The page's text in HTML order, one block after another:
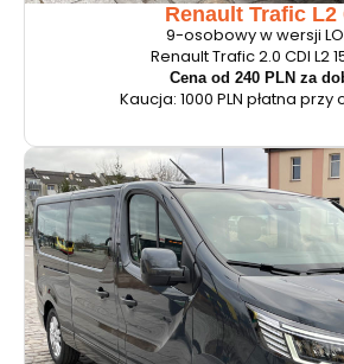
Renault Trafic L2
9-osobowy w wersji
Renault Trafic 2.0 CDI L2
Cena od 240 PLN za
Kaucja: 1000 PLN płatna